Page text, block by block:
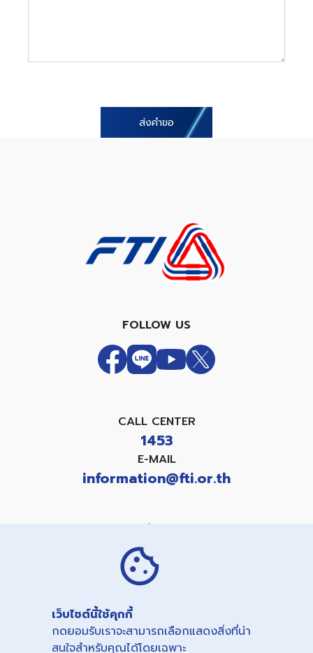
เว็บไซต์นี้ใช้คุกกี้
กดยอมรับเราจะสามารถเลือกแสดงสิ่งที่น่า
สนใจสำหรับคุณได้โดยเฉพาะ
ส่งคำขอ
FOLLOW US
CALL CENTER
1453
E-MAIL
information@fti.or.th
PRIVACY NOTICE
Copyright©
THE FEDERATION OF THAI INDUSTRIES.